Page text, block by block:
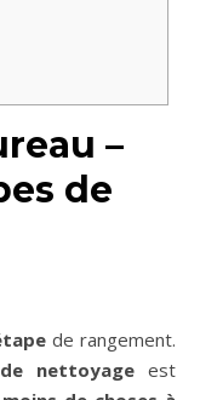
–
de
de rangement.
nettoyageest